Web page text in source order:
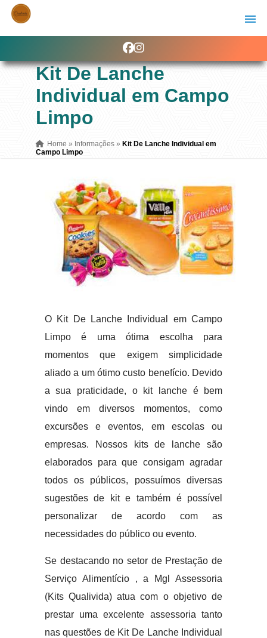
Kit De Lanche
Individual em Campo
Limpo
Home » Informações » Kit De Lanche Individual em
Campo Limpo
O Kit De Lanche Individual em Campo
Limpo é uma ótima escolha para
momentos que exigem simplicidade
aliado a um ótimo custo benefício. Devido
a sua praticidade, o kit lanche é bem
vindo em diversos momentos, como
excursões e eventos, em escolas ou
empresas. Nossos kits de lanche são
elaborados para que consigam agradar
todos os públicos, possuímos diversas
sugestões de kit e também é possível
personalizar de acordo com as
necessidades do público ou evento.
Se destacando no setor de Prestação de
Serviço Alimentício , a Mgl Assessoria
(Kits Qualivida) atua com o objetivo de
prestar uma excelente assessoria tanto
nas questões de Kit De Lanche Individual